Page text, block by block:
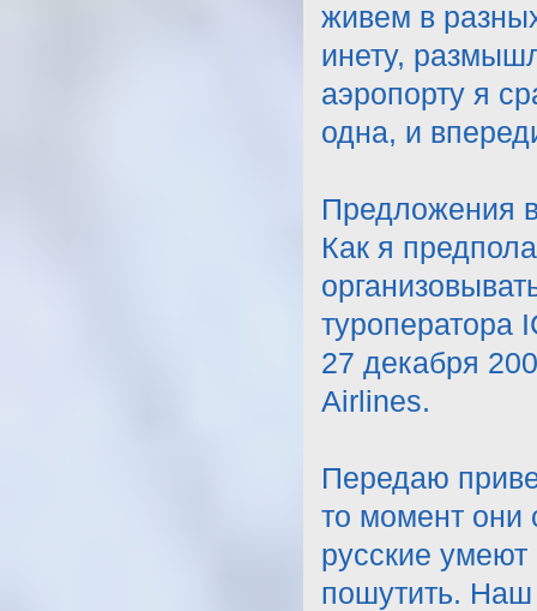
живем в
инету,
аэропорту я
одна, и
Предложения
Как я
туроператора
27 декабря
Airlines.
Передаю
то момент они
русские
пошутить. Наш